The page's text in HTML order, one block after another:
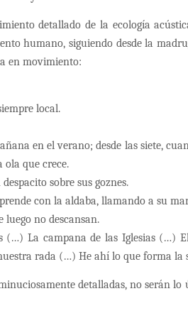
detallado de la ecología
humano, siguiendo desde la
en movimiento:
local.
en el verano; desde las siete,
ola que crece.
sobre sus goznes.
con la aldaba, llamando a su
luego no descansan.
(…) La campana de las Iglesias (…)
rada (…) He ahí lo que forma la
detalladas, no serán